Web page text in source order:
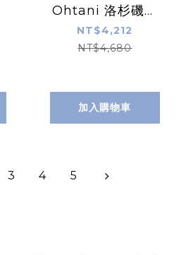
Ohtani 洛杉磯道
奇灰 草寫灰 Road
Nike Replica
轉印 全新
NT$4,212
NT$4,680
加入購物車
3 4 5